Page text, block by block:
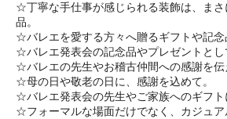
☆丁寧な手仕事が感じられる装飾は、ま
品。
☆バレエを愛する方々へ贈るギフトや記念
☆バレエ発表会の記念品やプレゼントとし
☆バレエの先生やお稽古仲間への感謝を伝
☆母の日や敬老の日に、感謝を込めて。
☆バレエ発表会の先生やご家族へのギフト
☆フォーマルな場面だけでなく、カジュ